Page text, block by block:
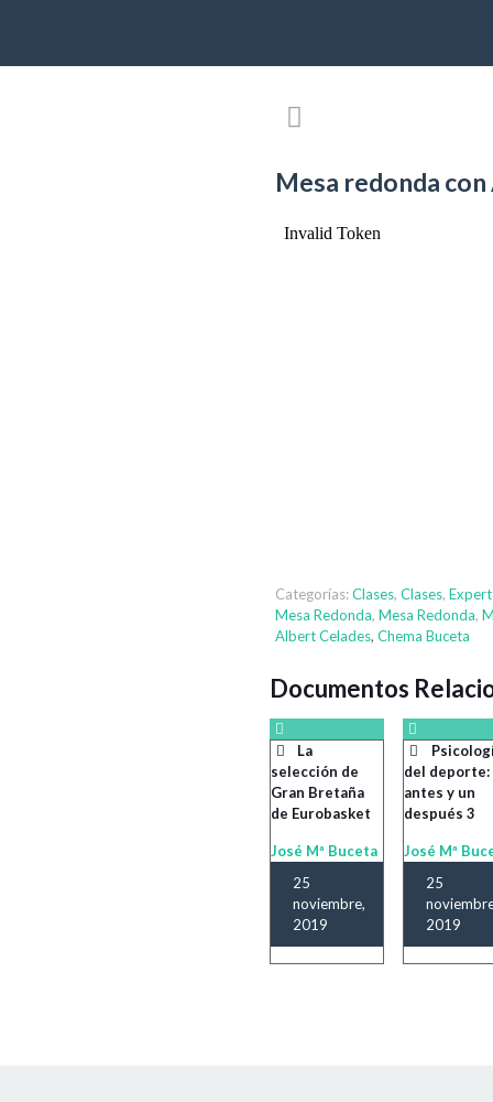
Mesa redonda
Categorías:Clases, Clases,
Mesa Redonda, Mesa Redonda,
Albert Celades, Chema Buceta
Documentos
La
selección de
Gran Bretaña
de Eurobasket
José Mª Buceta
25
noviembre,
2019
del deporte:
antes y un
después 3
José Mª
25
2019